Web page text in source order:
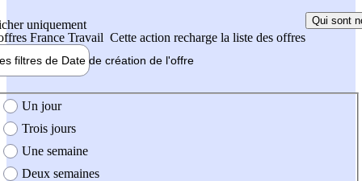
uniquement
France Travail Cette action recharge la liste des offres
Qui sont
filtres de Date de création de l'offre
création de l'offre
Un jour
Trois jours
Une semaine
Deux semaines